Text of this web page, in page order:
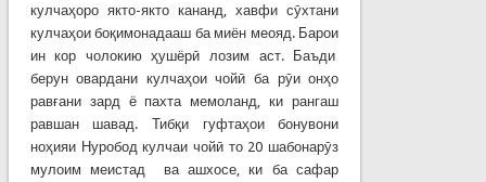
кулчаҳоро якто-якто кананд, хавфи сӯхтани
кулчаҳои боқимонадааш ба миён меояд. Барои
ин кор чолокию ҳушёрӣ лозим аст. Баъди
берун овардани кулчаҳои чойӣ ба рӯи онҳо
равғани зард ё пахта мемоланд, ки рангаш
равшан шавад. Тибқи гуфтаҳои бонувони
ноҳияи Нуробод кулчаи чойӣ то 20 шабонарӯз
мулоим меистад ва ашхосе, ки ба сафар